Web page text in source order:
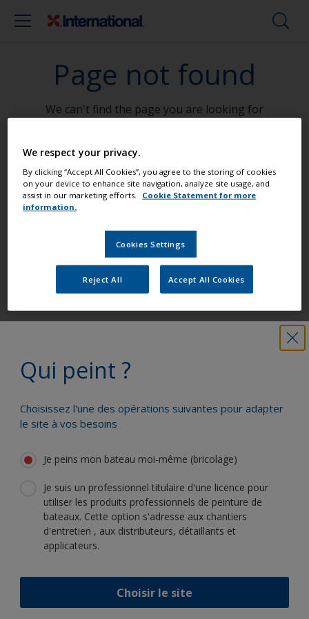
Page not found
We can't find the page you are looking for
Go To Home
Qui peint ?
Choisissez l'une des opérations suivantes pour adapter
le site à vos besoins
Je peins mon bateau moi-même (bricolage)
Je suis un professionnel titulaire d'une licence pour
utiliser les produits professionnels de peinture de
bateaux. Cette option s'adresse aux chantiers
d'entretien , aux distributeurs, détaillants et
applicateurs.
Choisir le site
Peignez votre bateau comme un pro
Retrouvez les meilleurs produits pour
garder votre bateau en très bon état
confiance
Bénéficiez de notre expertise
scientifique et de notre innovation
Suivez International :
We respect your privacy.
By clicking “Accept All Cookies”, you agree to the storing of cookies
on your device to enhance site navigation, analyze site usage, and
assist in our marketing efforts.
Cookie Statement for more
information.
Cookies Settings
Reject All Accept All Cookies